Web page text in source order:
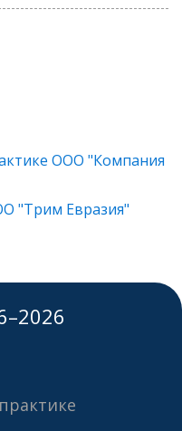
ООО "Компания
"Трим Евразия"